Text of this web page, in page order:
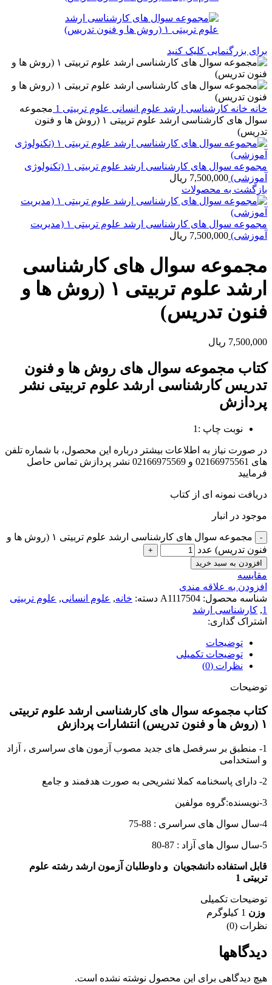
برای بزرگنمایی کلیک کنید
خانه خانه کارشناسی ارشد علوم انسانی علوم تربیتی 1
مجموعه
سوال های کارشناسی ارشد علوم تربیتی ۱ (روش ها و فنون
تدریس)
مجموعه سوال های کارشناسی ارشد علوم تربیتی ۱ (تکنولوژی
آموزشی) 7,500,000 ریال
بازگشت به محصولات
مجموعه سوال های کارشناسی ارشد علوم تربیتی ۱ (مدیریت
آموزشی) 7,500,000 ریال
مجموعه سوال های کارشناسی
ارشد علوم تربیتی ۱ (روش ها و
فنون تدریس)
7,500,000 ریال
کتاب مجموعه سوال های روش ها و فنون
تدریس کارشناسی ارشد علوم تربیتی نشر
پردازش
نوبت چاپ :1
در صورت نیاز به اطلاعات بیشتر درباره این محصول، با شماره تلفن
های 02166975561 و 02166975569 نشر پردازش تماس حاصل
فرمایید
دریافت نمونه ای از کتاب
موجود در انبار
مجموعه سوال های کارشناسی ارشد علوم تربیتی ۱ (روش ها و
فنون تدریس) عدد
افزودن به سبد خرید
مقايسه
افزودن به علاقه مندی
شناسه محصول: A1117504 دسته: خانه, علوم انسانی, علوم تربیتی
1
, کارشناسی ارشد
اشتراک گذاری:
توضیحات
توضیحات تکمیلی
نظرات (0)
توضیحات
کتاب مجموعه سوال های کارشناسی ارشد علوم تربیتی
۱ (روش ها و فنون تدریس) انتشارات پردازش
1- منطبق بر سرفصل های جدید مصوب آزمون های سراسری ، آزاد
و استخدامی
2- دارای پاسخنامه کملا تشریحی به صورت هدفمند و جامع
3-نویسنده:گروه مولفین
4-سال سوال های سراسری : 88-75
5-سال سوال های آزاد : 87-80
قابل استفاده دانشجویان و داوطلبان آزمون ارشد رشته علوم
تربیتی 1
توضیحات تکمیلی
وزن 1 کیلوگرم
نظرات (0)
دیدگاهها
هیچ دیدگاهی برای این محصول نوشته نشده است.